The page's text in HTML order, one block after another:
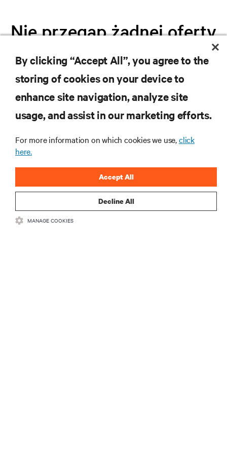
Nie przegap żadnej oferty
Dołącz do naszej listy mailingowej i
otrzymuj najnowsze informacje o
produktach oraz aktualności branżowe
od Vertiv.
ZAREJESTRUJ SIĘ
By clicking “Accept All”, you agree to the
storing of cookies on your device to
enhance site navigation, analyze site
usage, and assist in our marketing efforts.
For more information on which cookies we use,click
here.
Decline All
Accept All
MANAGE COOKIES